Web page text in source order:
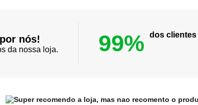
nós!
da nossa loja. 99% dos
Super recomendo a loja, mas nao recomento o